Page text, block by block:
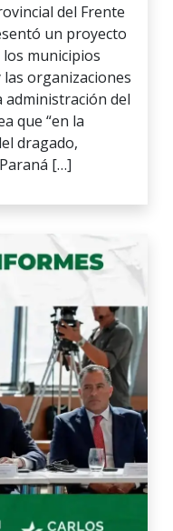
del Frente
un proyecto
municipios
organizaciones
administración del
que “en la
dragado,
[…]